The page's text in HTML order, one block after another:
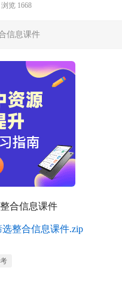
浏览 1668
信息课件
合信息课件
整合信息课件.zip